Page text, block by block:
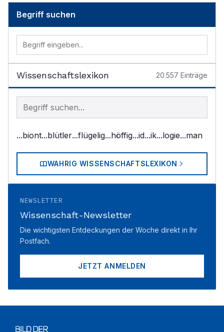
Begriff suchen
Wissenschaftslexikon 20.557 Einträge
Begriff im Lexikon suchen
...biont...blütler...flügelig...höffig...id...ik...logie...man
WAHRIG WISSENSCHAFTSLEXIKON
NEWSLETTER
Wissenschaft-Newsletter
Die wichtigsten Entdeckungen der Woche direkt in Ihr
Postfach.
JETZT ANMELDEN